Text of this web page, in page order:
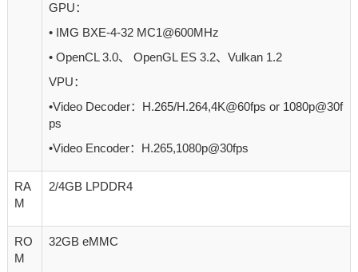
GPU：
• IMG BXE-4-32 MC1@600MHz
• OpenCL 3.0、 OpenGL ES 3.2、Vulkan 1.2
VPU：
•Video Decoder：H.265/H.264,4K@60fps or 1080p@30f
ps
•Video Encoder：H.265,1080p@30fps
RA
M
2/4GB LPDDR4
RO
M
32GB eMMC